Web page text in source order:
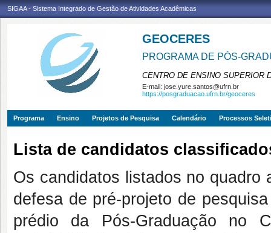
SIGAA - Sistema Integrado de Gestão de Atividades Acadêmicas
GEOCERES
PROGRAMA DE PÓS-
CENTRO DE ENSINO SUPERIOR
E-mail: jose.yure.santos@ufrn.br
https://posgraduacao.ufrn.br/geoceres
Programa Ensino Projetos de Pesquisa Calendário Processos
Lista de candidatos
Os candidatos listados no quadro
defesa de pré-projeto de
prédio da Pós-Graduação no